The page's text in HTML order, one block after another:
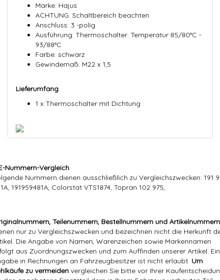
Marke: Hajus
ACHTUNG: Schaltbereich beachten
Anschluss: 3 -polig
Ausführung: Thermoschalter: Temperatur 85/80°C -
93/88°C
Farbe: schwarz
Gewindemaß: M22 x 1,5
Lieferumfang
1 x Thermoschalter mit Dichtung
Nummern-Vergleich
Nummern dienen ausschließlich zu Vergleichszwecken: 191
191959481A, Colorstat VTS1874, Topran 102 975,
Teilenummern, Bestellnummern und Artikelnummern
nur zu Vergleichszwecken und bezeichnen nicht die Herkunft
Die Angabe von Namen, Warenzeichen sowie Markennamen
aus Zuordnungszwecken und zum Auffinden unserer Artikel.
in Rechnungen an Fahrzeugbesitzer ist nicht erlaubt. Um
zu vermeiden vergleichen Sie bitte vor Ihrer